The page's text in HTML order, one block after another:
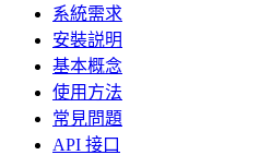
系統需求
安裝説明
基本概念
使用方法
常見問題
API 接口